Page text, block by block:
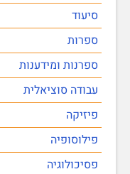
סיעוד
ספרות
ספרנות ומידענות
עבודה סוציאלית
פיזיקה
פילוסופיה
פסיכולוגיה